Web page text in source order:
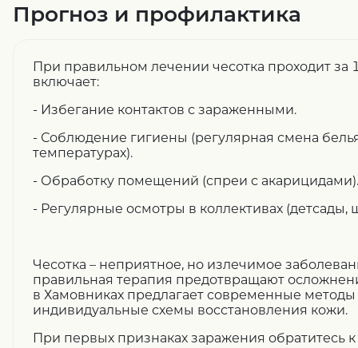
Прогноз и профилактика
При правильном лечении чесотка проходит за
включает:
- Избегание контактов с зараженными.
- Соблюдение гигиены (регулярная смена
температурах).
- Обработку помещений (спреи с акарицидами).
- Регулярные осмотры в коллективах (детсады,
Чесотка – неприятное, но излечимое
правильная терапия предотвращают
в Хамовниках предлагает современные
индивидуальные схемы восстановления кожи.
При первых признаках заражения обратитесь